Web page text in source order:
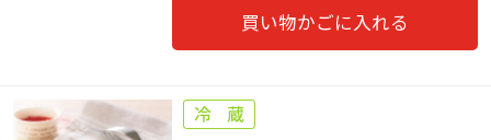
買い物かごに入れる